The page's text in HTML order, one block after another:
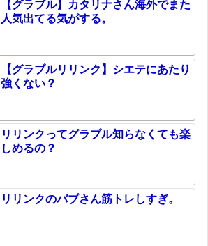
【グラブル】カタリナさん海外でまた
人気出てる気がする。
【グラブルリリンク】シエテにあたり
強くない？
リリンクってグラブル知らなくても楽
しめるの？
リリンクのバブさん筋トレしすぎ。